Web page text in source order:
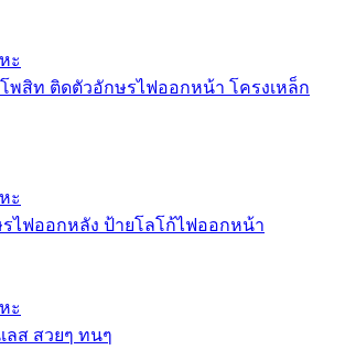
ะ
พสิท ติดตัวอักษรไฟออกหน้า โครงเหล็ก
ะ
ไฟออกหลัง ป้ายโลโก้ไฟออกหน้า
ะ
ลส สวยๆ ทนๆ